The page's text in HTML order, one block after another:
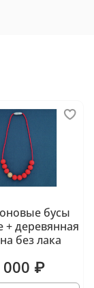
бусы
+ деревянная
без лака
000 ₽